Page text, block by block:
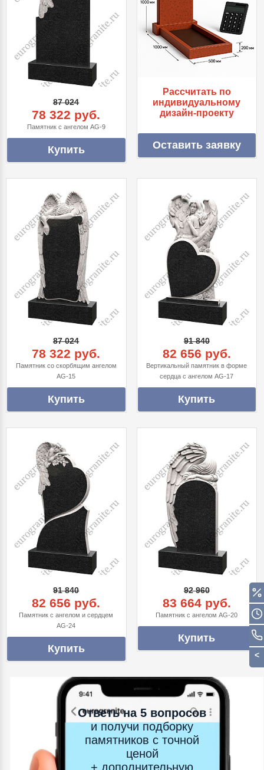
87 024
78 322 руб.
Памятник с ангелом AG-9
Рассчитать по
индивидуальному
дизайн-проекту
Оставить заявку
87 024
78 322 руб.
Памятник со скорбящим ангелом
AG-15
91 840
82 656 руб.
Вертикальный памятник в форме
сердца с ангелом AG-17
91 840
82 656 руб.
Памятник с ангелом и сердцем
AG-24
92 960
83 664 руб.
Памятник с ангелом AG-20
Ответь на 5 вопросов
и получи подборку
памятников с точной
ценой
+ дополнительную